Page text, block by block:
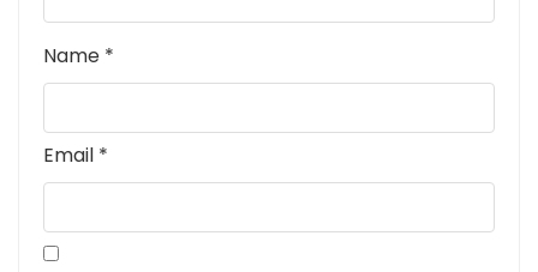
Name *
Email *